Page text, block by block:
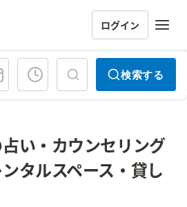
ログイン
検索する
い・カウンセリング
タルスペース・貸し